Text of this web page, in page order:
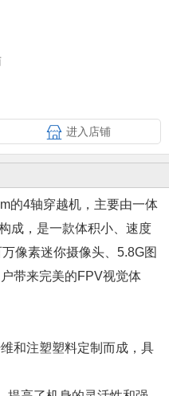
进入店铺
4轴穿越机，主要由一体
成，是一款体积小、速度
像素迷你摄像头、5.8G图
带来完美的FPV视觉体
注塑塑料定制而成，具